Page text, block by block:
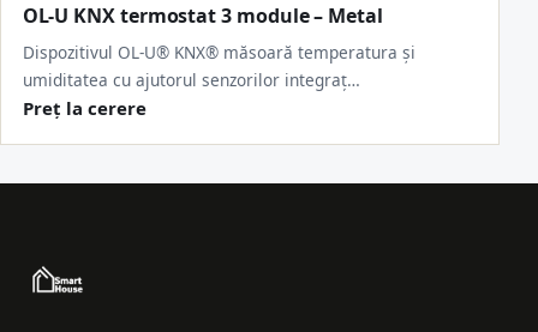
OL-U KNX termostat 3 module – Metal
Dispozitivul OL-U® KNX® măsoară temperatura și
umiditatea cu ajutorul senzorilor integraț…
Preț la cerere